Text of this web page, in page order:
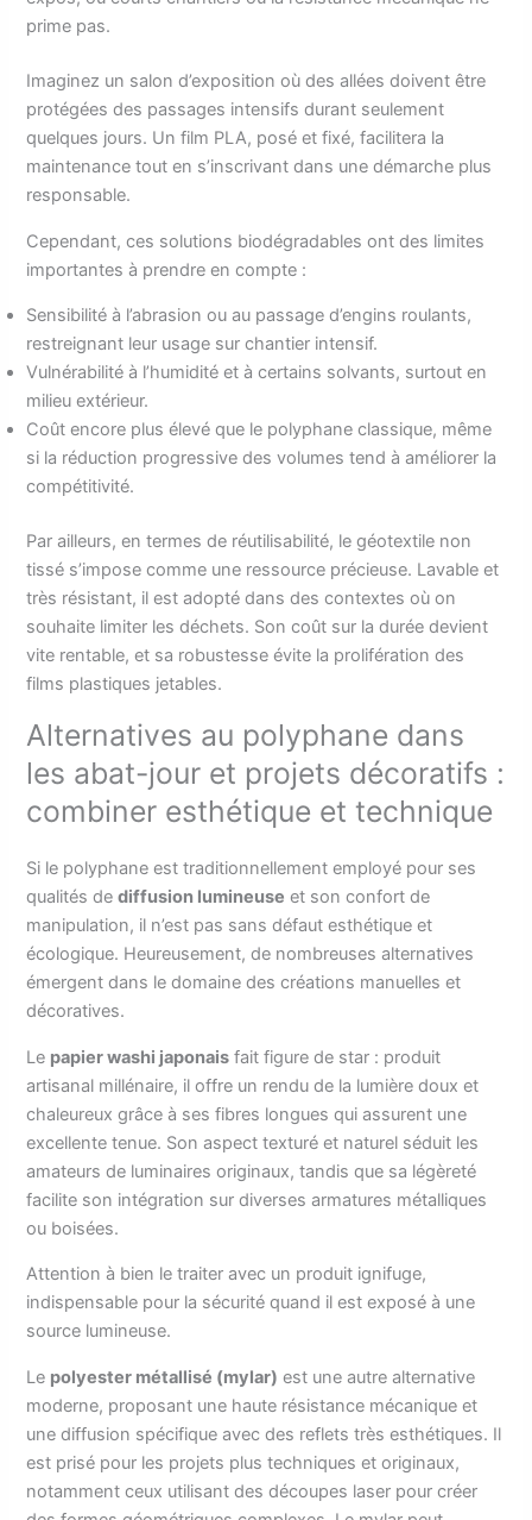
prime pas.
Imaginez un salon d’exposition où des allées doivent être
protégées des passages intensifs durant seulement
quelques jours. Un film PLA, posé et fixé, facilitera la
maintenance tout en s’inscrivant dans une démarche plus
responsable.
Cependant, ces solutions biodégradables ont des limites
importantes à prendre en compte :
Sensibilité à l’abrasion ou au passage d’engins roulants,
restreignant leur usage sur chantier intensif.
Vulnérabilité à l’humidité et à certains solvants, surtout en
milieu extérieur.
Coût encore plus élevé que le polyphane classique, même
si la réduction progressive des volumes tend à améliorer la
compétitivité.
Par ailleurs, en termes de réutilisabilité, le géotextile non
tissé s’impose comme une ressource précieuse. Lavable et
très résistant, il est adopté dans des contextes où on
souhaite limiter les déchets. Son coût sur la durée devient
vite rentable, et sa robustesse évite la prolifération des
films plastiques jetables.
Alternatives au polyphane dans
les abat-jour et projets décoratifs :
combiner esthétique et technique
Si le polyphane est traditionnellement employé pour ses
qualités dediffusion lumineuse et son confort de
manipulation, il n’est pas sans défaut esthétique et
écologique. Heureusement, de nombreuses alternatives
émergent dans le domaine des créations manuelles et
décoratives.
Le papier washi japonais fait figure de star : produit
artisanal millénaire, il offre un rendu de la lumière doux et
chaleureux grâce à ses fibres longues qui assurent une
excellente tenue. Son aspect texturé et naturel séduit les
amateurs de luminaires originaux, tandis que sa légèreté
facilite son intégration sur diverses armatures métalliques
ou boisées.
Attention à bien le traiter avec un produit ignifuge,
indispensable pour la sécurité quand il est exposé à une
source lumineuse.
Le polyester métallisé (mylar) est une autre alternative
moderne, proposant une haute résistance mécanique et
une diffusion spécifique avec des reflets très esthétiques. Il
est prisé pour les projets plus techniques et originaux,
notamment ceux utilisant des découpes laser pour créer